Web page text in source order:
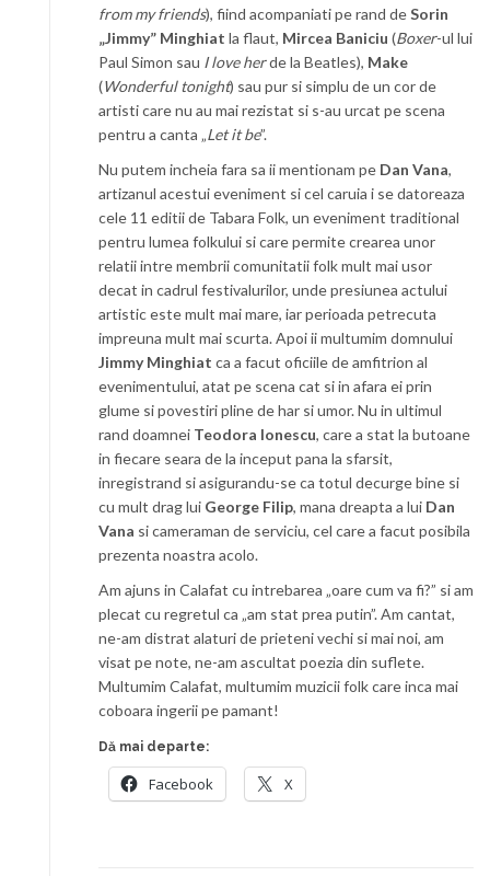
from my friends), fiind acompaniati pe rand deSorin
„Jimmy” Minghiat la flaut, Mircea Baniciu (Boxer-ul lui
Paul Simon sau I love herde la Beatles), Make
(Wonderful tonight) sau pur si simplu de un cor de
artisti care nu au mai rezistat si s-au urcat pe scena
pentru a canta „Let it be”.
Nu putem incheia fara sa ii mentionam pe Dan Vana,
artizanul acestui eveniment si cel caruia i se datoreaza
cele 11 editii de Tabara Folk, un eveniment traditional
pentru lumea folkului si care permite crearea unor
relatii intre membrii comunitatii folk mult mai usor
decat in cadrul festivalurilor, unde presiunea actului
artistic este mult mai mare, iar perioada petrecuta
impreuna mult mai scurta. Apoi ii multumim domnului
Jimmy Minghiat ca a facut oficiile de amfitrion al
evenimentului, atat pe scena cat si in afara ei prin
glume si povestiri pline de har si umor. Nu in ultimul
rand doamnei Teodora Ionescu, care a stat la butoane
in fiecare seara de la inceput pana la sfarsit,
inregistrand si asigurandu-se ca totul decurge bine si
cu mult drag lui George Filip, mana dreapta a lui Dan
Vana si cameraman de serviciu, cel care a facut posibila
prezenta noastra acolo.
Am ajuns in Calafat cu intrebarea „oare cum va fi?” si am
plecat cu regretul ca „am stat prea putin”. Am cantat,
ne-am distrat alaturi de prieteni vechi si mai noi, am
visat pe note, ne-am ascultat poezia din suflete.
Multumim Calafat, multumim muzicii folk care inca mai
coboara ingerii pe pamant!
Dă mai departe:
Facebook X